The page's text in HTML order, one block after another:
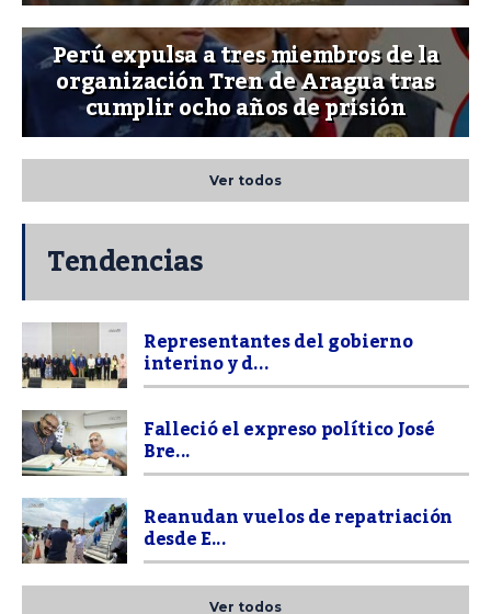
Perú expulsa a tres miembros de la
organización Tren de Aragua tras
cumplir ocho años de prisión
Ver todos
Tendencias
Representantes del gobierno
interino y d...
Falleció el expreso político José
Bre...
Reanudan vuelos de repatriación
desde E...
Ver todos